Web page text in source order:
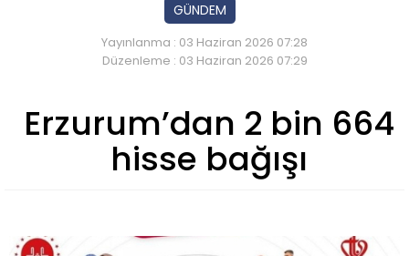
GÜNDEM
Yayınlanma : 03 Haziran 2026 07:28
Düzenleme : 03 Haziran 2026 07:29
Erzurum’dan 2 bin 664
hisse bağışı